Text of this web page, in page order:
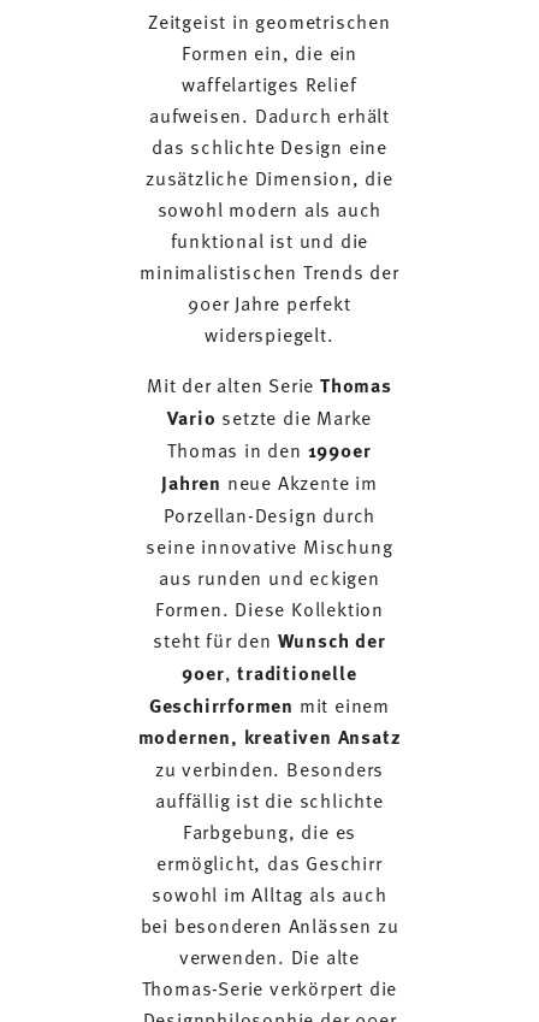
Zeitgeist in geometrischen
Formen ein, die ein
waffelartiges Relief
aufweisen. Dadurch erhält
das schlichte Design eine
zusätzliche Dimension, die
sowohl modern als auch
funktional ist und die
minimalistischen Trends der
90er Jahre perfekt
widerspiegelt.
Mit der alten Serie Thomas
Vario setzte die Marke
Thomas in den 1990er
Jahren neue Akzente im
Porzellan-Design durch
seine innovative Mischung
aus runden und eckigen
Formen. Diese Kollektion
steht für den Wunsch der
90er,traditionelle
Geschirrformen mit einem
modernen, kreativen Ansatz
zu verbinden. Besonders
auffällig ist die schlichte
Farbgebung, die es
ermöglicht, das Geschirr
sowohl im Alltag als auch
bei besonderen Anlässen zu
verwenden. Die alte
Thomas-Serie verkörpert die